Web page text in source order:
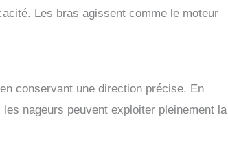
Les bras agissent comme le moteur
conservant une direction précise. En
nageurs peuvent exploiter pleinement la